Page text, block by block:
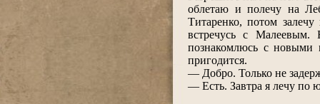
облетаю и полечу на
Титаренко, потом
встречусь с Малеевым.
познакомлюсь с новыми
пригодится.
― Добро. Только не
― Есть. Завтра я лечу по